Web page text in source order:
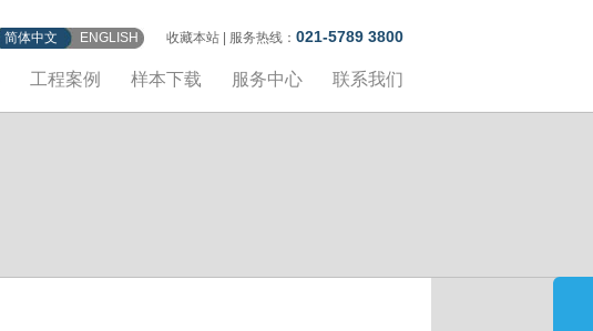
简体中文 ENGLISH 收藏本站 | 服务热线： 021-5789 3800
工程案例 样本下载 服务中心 联系我们